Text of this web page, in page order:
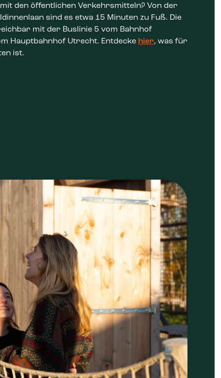
den öffentlichen Verkehrsmitteln? Von der
sind es etwa 15 Minuten zu Fuß. Die
mit der Buslinie 5 vom Bahnhof
Hauptbahnhof Utrecht. Entdecke hier, was für
ist.